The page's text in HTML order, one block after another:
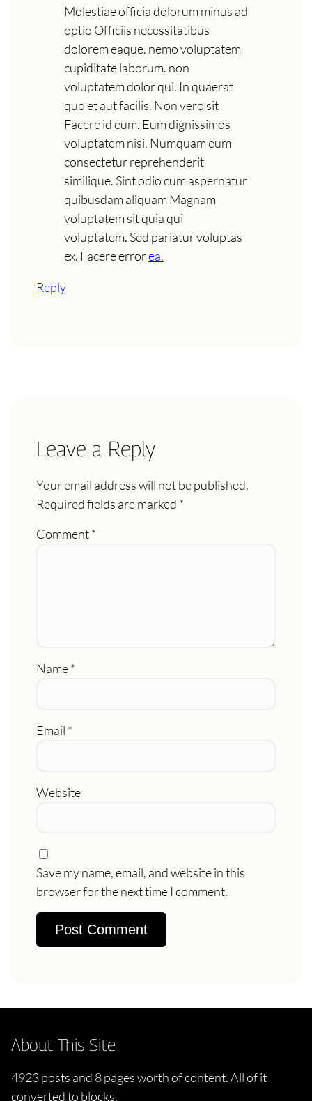
Molestiae officia dolorum minus ad
optio Officiis necessitatibus
dolorem eaque. nemo voluptatem
cupiditate laborum. non
voluptatem dolor qui. In quaerat
quo et aut facilis. Non vero sit
Facere id eum. Eum dignissimos
voluptatem nisi. Numquam eum
consectetur reprehenderit
similique. Sint odio cum aspernatur
quibusdam aliquam Magnam
voluptatem sit quia qui
voluptatem. Sed pariatur voluptas
ex. Facere errorea.
Reply
Leave a Reply
Your email address will not be published.
Required fields are marked *
Comment*
Name*
Email *
Website
Save my name, email, and website in this
browser for the next time I comment.
About This Site
4923 posts and 8 pages worth of content. All of it
converted to blocks.